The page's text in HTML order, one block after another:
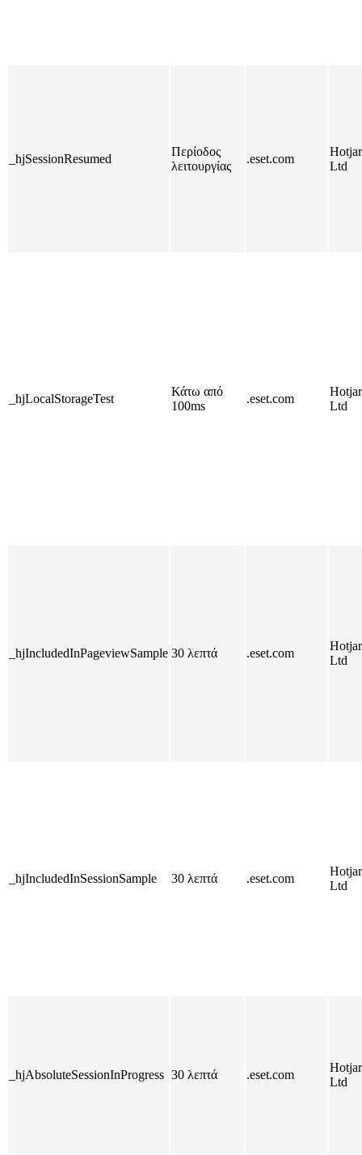
_hjSessionResumed
Περίοδος
λειτουργίας
.eset.com
Hotjar
Ltd
_hjLocalStorageTest
Κάτω από
100ms
.eset.com
Hotjar
Ltd
_hjIncludedInPageviewSample 30 λεπτά .eset.com
Hotjar
Ltd
_hjIncludedInSessionSample 30 λεπτά .eset.com
Hotjar
Ltd
_hjAbsoluteSessionInProgress 30 λεπτά .eset.com
Hotjar
Ltd